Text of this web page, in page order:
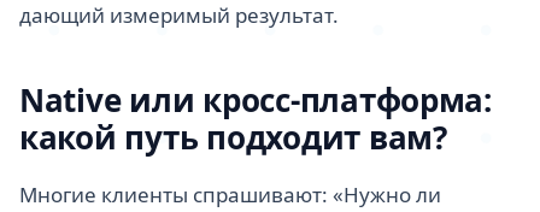
дающий измеримый результат.
Native или кросс-платформа:
какой путь подходит вам?
Многие клиенты спрашивают: «Нужно ли